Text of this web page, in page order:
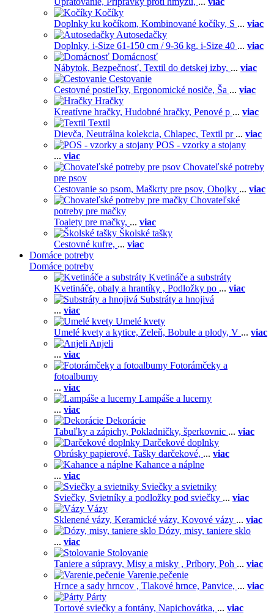
Kočíky
Doplnky ku kočíkom, Kombinované kočíky, S ... viac
Autosedačky
Doplnky, i-Size 61-150 cm / 9-36 kg, i-Size 40 ... viac
Domácnosť
Nábytok, Bezpečnosť, Textil do detskej izby, ... viac
Cestovanie
Cestovné postieľky, Ergonomické nosiče, Ša ... viac
Hračky
Kreatívne hračky, Hudobné hračky, Penové p ... viac
Textil
Dievča, Neutrálna kolekcia, Chlapec, Textil pr ... viac
POS - vzorky a stojany
... viac
Chovateľské potreby
pre psov
Cestovanie so psom, Maškrty pre psov, Obojky ... viac
Chovateľské
potreby pre mačky
Toalety pre mačky, ... viac
Školské tašky
Cestovné kufre, ... viac
Domáce potreby
Domáce potreby
Kvetináče a substráty
Kvetináče, obaly a hrantíky , Podložky po ... viac
Substráty a hnojivá
... viac
Umelé kvety
Umelé kvety a kytice, Zeleň, Bobule a plody, V ... viac
Anjeli
... viac
Fotorámčeky a
fotoalbumy
... viac
Lampáše a lucerny
... viac
Dekorácie
Tabuľky a zápichy, Pokladničky, šperkovnic ... viac
Darčekové doplnky
Obrúsky papierové, Tašky darčekové, ... viac
Kahance a náplne
... viac
Sviečky a svietniky
Sviečky, Svietníky a podložky pod sviečky ... viac
Vázy
Sklenené vázy, Keramické vázy, Kovové vázy ... viac
Dózy, misy, taniere sklo
... viac
Stolovanie
Taniere a súpravy, Misy a misky , Príbory, Poh ... viac
Varenie,pečenie
Hrnce a sady hrncov , Tlakové hrnce, Panvice, ... viac
Párty
Tortové sviečky a fontány, Napichovátka, ... viac